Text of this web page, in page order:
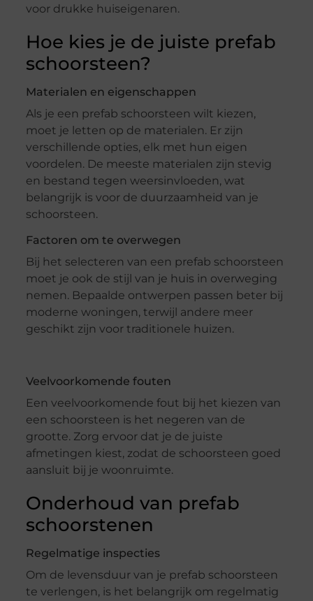
voor drukke huiseigenaren.
Hoe kies je de juiste prefab
schoorsteen?
Materialen en eigenschappen
Als je een prefab schoorsteen wilt kiezen,
moet je letten op de materialen. Er zijn
verschillende opties, elk met hun eigen
voordelen. De meeste materialen zijn stevig
en bestand tegen weersinvloeden, wat
belangrijk is voor de duurzaamheid van je
schoorsteen.
Factoren om te overwegen
Bij het selecteren van een prefab schoorsteen
moet je ook de stijl van je huis in overweging
nemen. Bepaalde ontwerpen passen beter bij
moderne woningen, terwijl andere meer
geschikt zijn voor traditionele huizen.
Veelvoorkomende fouten
Een veelvoorkomende fout bij het kiezen van
een schoorsteen is het negeren van de
grootte. Zorg ervoor dat je de juiste
afmetingen kiest, zodat de schoorsteen goed
aansluit bij je woonruimte.
Onderhoud van prefab
schoorstenen
Regelmatige inspecties
Om de levensduur van je prefab schoorsteen
te verlengen, is het belangrijk om regelmatig